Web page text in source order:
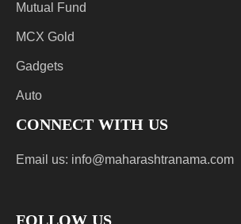
Mutual Fund
MCX Gold
Gadgets
Auto
CONNECT WITH US
Email us: info@maharashtranama.com